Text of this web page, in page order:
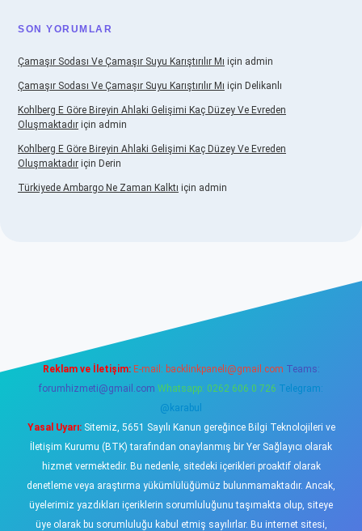
SON YORUMLAR
Çamaşır Sodası Ve Çamaşır Suyu Karıştırılır Mı için admin
Çamaşır Sodası Ve Çamaşır Suyu Karıştırılır Mı için Delikanlı
Kohlberg E Göre Bireyin Ahlaki Gelişimi Kaç Düzey Ve Evreden
Oluşmaktadır için admin
Kohlberg E Göre Bireyin Ahlaki Gelişimi Kaç Düzey Ve Evreden
Oluşmaktadır için Derin
Türkiyede Ambargo Ne Zaman Kalktı için admin
Reklam ve İletişim: E-mail: backlinkpaneli@gmail.com Teams:
forumhizmeti@gmail.com Whatsapp: 0262 606 0 726 Telegram:
@karabul
Yasal Uyarı:Sitemiz, 5651 Sayılı Kanun gereğince Bilgi Teknolojileri ve
İletişim Kurumu (BTK) tarafından onaylanmış bir Yer Sağlayıcı olarak
hizmet vermektedir. Bu nedenle, sitedeki içerikleri proaktif olarak
denetleme veya araştırma yükümlülüğümüz bulunmamaktadır. Ancak,
üyelerimiz yazdıkları içeriklerin sorumluluğunu taşımakta olup, siteye
üye olarak bu sorumluluğu kabul etmiş sayılırlar. Bu internet sitesi,